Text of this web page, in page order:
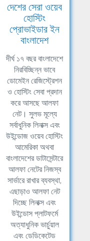
দেশের সেরা ওয়েব
হোস্টিং
প্রোভাইডার ইন
বাংলাদেশ
দীর্ঘ ১৭ বছর বাংলাদেশে
নিরবিচ্ছিন্ন ভাবে
ডোমেইন রেজিস্ট্রেশন
ও হোস্টিং সেবা প্রদান
করে আসছে আলফা
নেট। সুলভ মূল্যে
সর্বাধুনিক লিনাক্স এবং
উইন্ডোজ ওয়েব হোস্টিং
আমেরিকা অথবা
বাংলাদেশের ডাটাসেন্টারে
আলফা নেটের নিজস্ব
সার্ভারে রাখার ব্যবস্থা,
এছাড়াও আলফা নেট
দিচ্ছে লিনাক্স এবং
উইন্ডোস প্লাটফর্মে
অত্যাধুনিক ভার্চুয়াল
এবং ডেডিকেটেড